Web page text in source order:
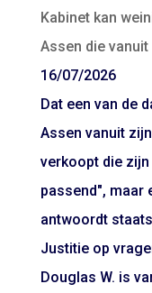
Kabinet kan
Assen die
16/07/2026
Dat een van de
Assen vanuit
verkoopt die
passend", maar
antwoordt
Justitie op
Douglas W. is